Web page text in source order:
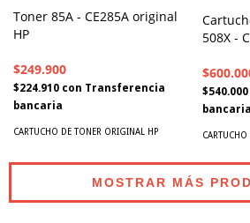
Toner 85A - CE285A original
HP
$249.900
$224.910 con Transferencia
bancaria
CARTUCHO DE TONER ORIGINAL HP
508X -
$540.000
bancaria
MOSTRAR MÁS